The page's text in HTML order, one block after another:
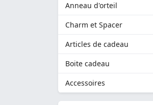
Anneau d'orteil
Charm et Spacer
Articles de cadeau
Boite cadeau
Accessoires